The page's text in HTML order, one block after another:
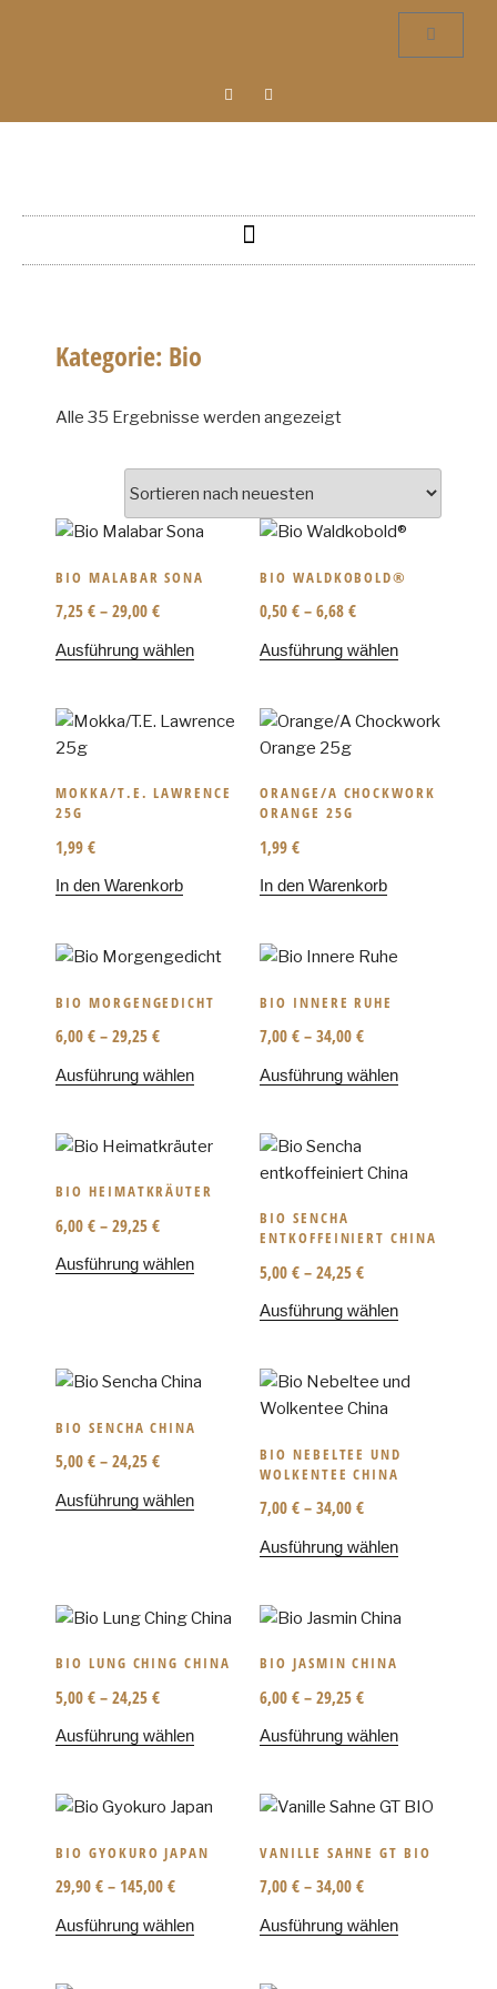
Kategorie: Bio
Alle 35 Ergebnisse werden angezeigt
BIO MALABAR SONA
7,25 € – 29,00 €
Ausführung wählen
BIO WALDKOBOLD®
0,50 € – 6,68 €
Ausführung wählen
MOKKA/T.E. LAWRENCE
25G
1,99 €
In den Warenkorb
ORANGE/A CHOCKWORK
ORANGE 25G
1,99 €
In den Warenkorb
BIO MORGENGEDICHT
6,00 € – 29,25 €
Ausführung wählen
BIO INNERE RUHE
7,00 € – 34,00 €
Ausführung wählen
BIO HEIMATKRÄUTER
6,00 € – 29,25 €
Ausführung wählen
BIO SENCHA
ENTKOFFEINIERT CHINA
5,00 € – 24,25 €
Ausführung wählen
BIO SENCHA CHINA
5,00 € – 24,25 €
Ausführung wählen
BIO NEBELTEE UND
WOLKENTEE CHINA
7,00 € – 34,00 €
Ausführung wählen
BIO LUNG CHING CHINA
5,00 € – 24,25 €
Ausführung wählen
BIO JASMIN CHINA
6,00 € – 29,25 €
Ausführung wählen
BIO GYOKURO JAPAN
29,90 € – 145,00 €
Ausführung wählen
VANILLE SAHNE GT BIO
7,00 € – 34,00 €
Ausführung wählen